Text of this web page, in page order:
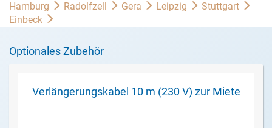
Hamburg Radolfzell Gera Leipzig
Stuttgart
Einbeck
Optionales Zubehör
Verlängerungskabel 10 m (230 V) zur Miete